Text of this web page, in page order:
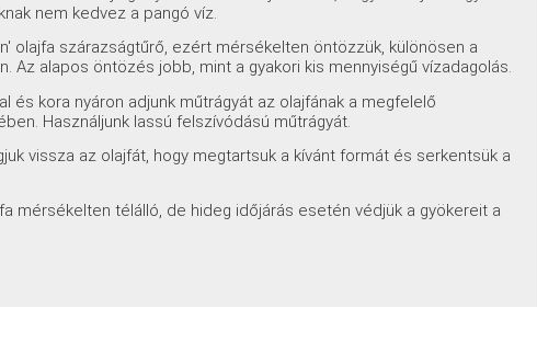
nem kedvez a pangó víz.
olajfa szárazságtűrő, ezért mérsékelten öntözzük, különösen a
Az alapos öntözés jobb, mint a gyakori kis mennyiségű vízadagolás.
és kora nyáron adjunk műtrágyát az olajfának a megfelelő
Használjunk lassú felszívódású műtrágyát.
vissza az olajfát, hogy megtartsuk a kívánt formát és serkentsük a
mérsékelten télálló, de hideg időjárás esetén védjük a gyökereit a